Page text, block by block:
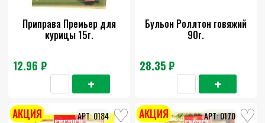
Приправа Премьер для
курицы 15г.
12.96 ₽
Бульон Роллтон говяжий
90г.
28.35 ₽
0184
АКЦИЯ 0170
АКЦИЯ